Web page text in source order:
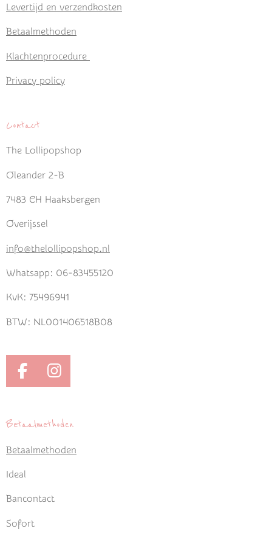
Levertijd en verzendkosten
Betaalmethoden
Klachtenprocedure
Privacy policy
Contact
The Lollipopshop
Oleander 2-B
7483 CH Haaksbergen
Overijssel
info@thelollipopshop.nl
Whatsapp: 06-83455120
KvK: 75496941
BTW: NL001406518B08
F
e
o
o
I
t
g
m
Betaalmethoden
Betaalmethoden
Ideal
Bancontact
Sofort